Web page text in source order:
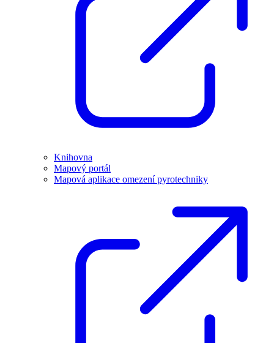
Knihovna
Mapový portál
Mapová aplikace omezení pyrotechniky